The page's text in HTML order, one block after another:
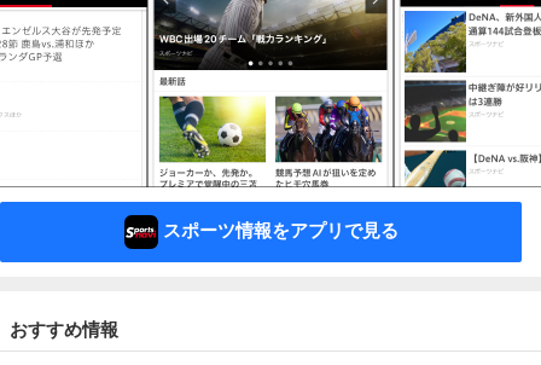
スポーツ情報をアプリで見る
おすすめ情報